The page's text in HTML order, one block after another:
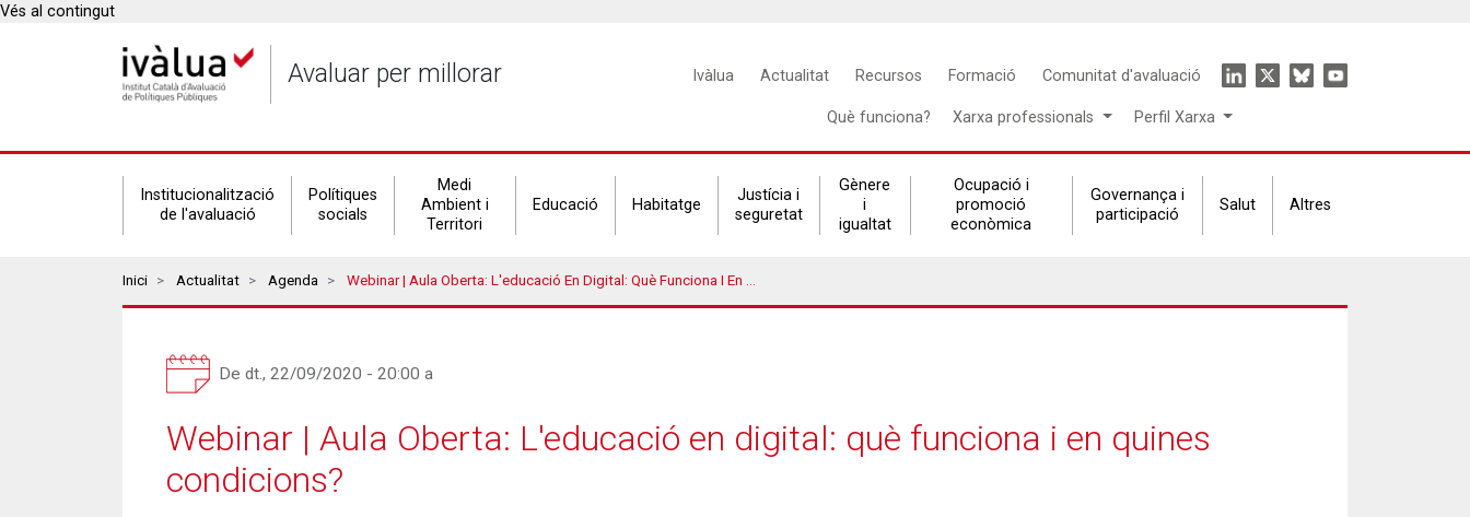
Vés al contingut
Avaluar per millorar
Main
navigation
Ivàlua Actualitat Recursos Formació Comunitat d'avaluació
Icon
menu
Què funciona? Xarxa professionals Perfil Xarxa
Secondary
navigation
Institucionalització
de l'avaluació
Polítiques
socials
Medi
Ambient i
Territori
Educació Habitatge
Justícia i
seguretat
Gènere
i
igualtat
Ocupació i
promoció
econòmica
Governança i
participació
Salut Altres
Breadcrumbs
Inici Actualitat Agenda Webinar | Aula Oberta: L'educació En Digital: Què Funciona I En Quines Condicions?
De dt., 22/09/2020 - 20:00 a
Webinar | Aula Oberta: L'educació en digital: què funciona i en quines
condicions?